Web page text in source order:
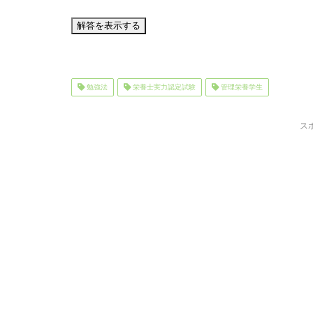
勉強法 栄養士実力認定試験 管理栄養学生
ス